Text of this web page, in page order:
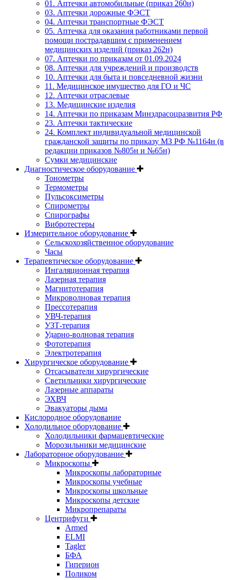
01. Аптечки автомобильные (приказ 260н)
03. Аптечки дорожные ФЭСТ
04. Аптечки транспортные ФЭСТ
05. Аптечка для оказания работниками первой
помощи пострадавшим с применением
медицинских изделий (приказ 262н)
07. Аптечки по приказам от 01.09.2024
08. Аптечки для учреждений и производств
10. Аптечки для быта и повседневной жизни
11. Медицинское имущество для ГО и ЧС
12. Аптечки отраслевые
13. Медицинские изделия
14. Аптечки по приказам Минздрасоцразвития РФ
23. Аптечки тактические
24. Комплект индивидуальной медицинской
гражданской защиты по приказу МЗ РФ №1164н (в
редакции приказов №805н и №65н)
Сумки медицинские
Диагностическое оборудование
Тонометры
Термометры
Пульсоксиметры
Спирометры
Спирографы
Вибротестеры
Измерительное оборудование
Сельскохозяйственное оборудование
Часы
Терапевтическое оборудование
Ингаляционная терапия
Лазерная терапия
Магнитотерапия
Микроволновая терапия
Прессотерапия
УВЧ-терапия
УЗТ-терапия
Ударно-волновая терапия
Фототерапия
Электротерапия
Хирургическое оборудование
Отсасыватели хирургические
Светильники хирургические
Лазерные аппараты
ЭХВЧ
Эвакуаторы дыма
Кислородное оборудование
Холодильное оборудование
Холодильники фармацевтические
Морозильники медицинские
Лабораторное оборудование
Микроскопы
Микроскопы лабораторные
Микроскопы учебные
Микроскопы школьные
Микроскопы детские
Микропрепараты
Центрифуги
Armed
ELMI
Tagler
БФА
Гиперион
Поликом